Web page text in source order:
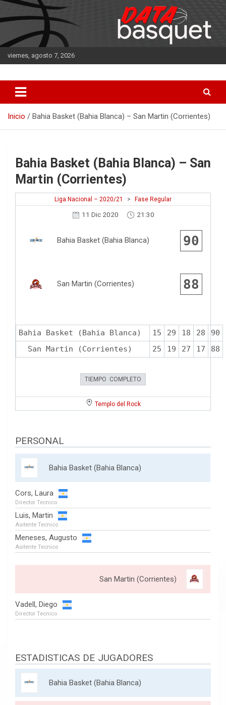
Saltar
al
contenido
viernes, agosto 7, 2026
DATA Basquet
Inicio Bahia Basket (Bahia Blanca) – San Martin (Corrientes)
Bahia Basket (Bahia Blanca) – San
Martin (Corrientes)
Liga Nacional – 2020/21 > Fase Regular
11 Dic 2020 21:30
Bahia Basket (Bahia Blanca) 90
San Martin (Corrientes) 88
Bahia Basket (Bahia Blanca) 15 29 18 28
90
San Martin (Corrientes)
25 19 27 17 88
TIEMPO COMPLETO
Templo del Rock
PERSONAL
Bahia Basket (Bahia Blanca)
Cors, Laura
Director Tecnico
Luis, Martin
Asitente Tecnico
Meneses, Augusto
Asitente Tecnico
San Martin (Corrientes)
Vadell, Diego
Director Tecnico
ESTADISTICAS DE JUGADORES
Bahia Basket (Bahia Blanca)